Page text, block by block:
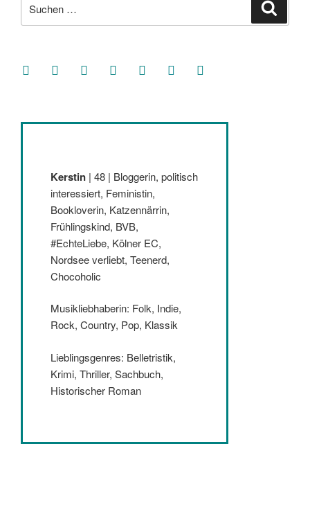
nach:
facebooksoundcloud
twitter mastodoninstagramthreads goodreads
Kerstin | 48 | Bloggerin, politisch
interessiert, Feministin,
Bookloverin, Katzennärrin,
Frühlingskind, BVB,
#EchteLiebe, Kölner EC,
Nordsee verliebt, Teenerd,
Chocoholic
Musikliebhaberin: Folk, Indie,
Rock, Country, Pop, Klassik
Lieblingsgenres: Belletristik,
Krimi, Thriller, Sachbuch,
Historischer Roman